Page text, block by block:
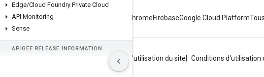
Edge/Cloud Foundry Private Cloud
API Monitoring
Sense
APIGEE RELEASE INFORMATION
ChromeFirebaseGoogle Cloud Platform
Conditions d'utilisation du site Conditions d'utilisation